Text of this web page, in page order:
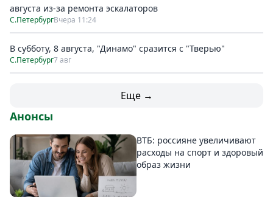
августа из-за ремонта эскалаторов
С.ПетербургВчера 11:24
В субботу, 8 августа, "Динамо" сразится с "Тверью"
С.Петербург7 авг
Еще →
Анонсы
ВТБ: россияне увеличивают
расходы на спорт и здоровый
образ жизни